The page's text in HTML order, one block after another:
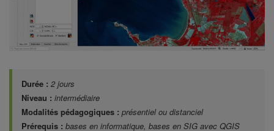
Durée : 2 jours
Niveau : intermédiaire
Modalités pédagogiques : présentiel ou distanciel
Prérequis : bases en informatique, bases en SIG avec QGIS